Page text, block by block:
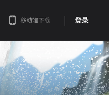
登录
移动端下载